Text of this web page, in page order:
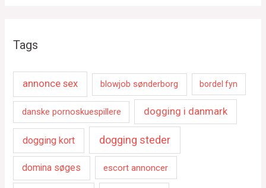
Tags
annonce sex blowjob sønderborg bordel fyn
danske pornoskuespillere dogging i danmark
dogging kort dogging steder
domina søges escort annoncer